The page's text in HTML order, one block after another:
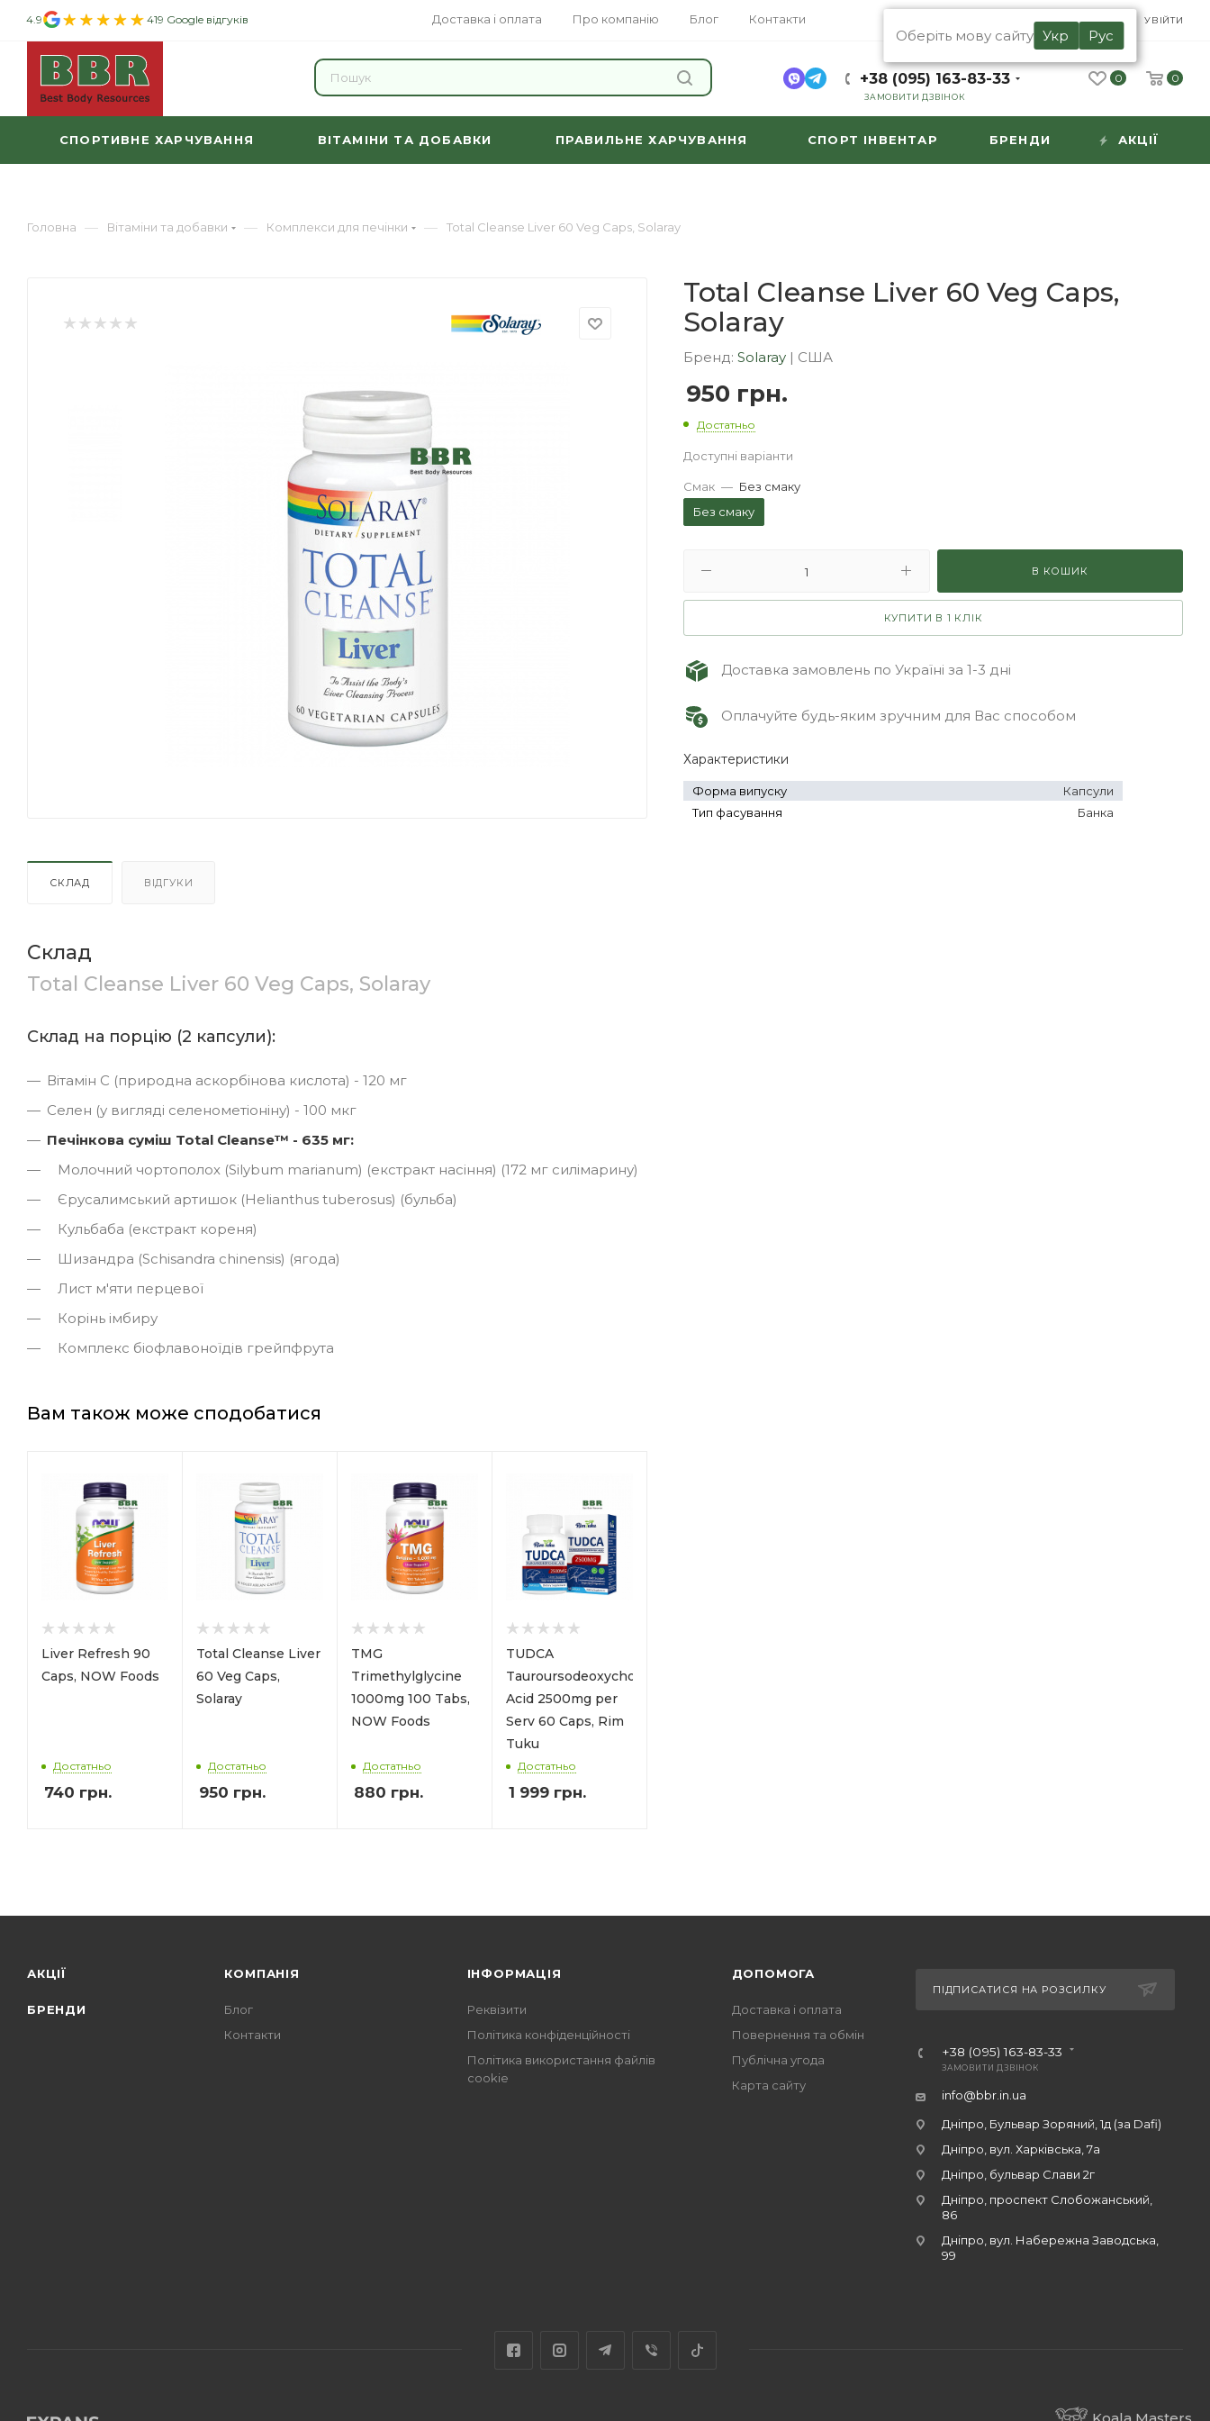
Доставка і оплата Про компанію Блог Контакти
4.9 419 Google відгуків RU
Оберіть мову сайту Укр Рус
УВІЙТИ
+38 (095) 163-83-33
ЗАМОВИТИ ДЗВІНОК
0 0
СПОРТИВНЕ ХАРЧУВАННЯ ВІТАМІНИ ТА ДОБАВКИ ПРАВИЛЬНЕ ХАРЧУВАННЯ СПОРТ ІНВЕНТАР БРЕНДИ АКЦІЇ
Головна — Вітаміни та добавки — Комплекси для печінки — Total Cleanse Liver 60 Veg Caps, Solaray
СКЛАД ВІДГУКИ
Склад
Total Cleanse Liver 60 Veg Caps, Solaray
Склад на порцію (2 капсули):
Вітамін С (природна аскорбінова кислота) - 120 мг
Селен (у вигляді селенометіоніну) - 100 мкг
Печінкова суміш Total Cleanse™ - 635 мг:
Молочний чортополох (Silybum marianum) (екстракт насіння) (172 мг силімарину)
Єрусалимський артишок (Helianthus tuberosus) (бульба)
Кульбаба (екстракт кореня)
Шизандра (Schisandra chinensis) (ягода)
Лист м'яти перцевої
Корінь імбиру
Комплекс біофлавоноїдів грейпфрута
Вам також може сподобатися
Liver Refresh 90
Caps, NOW Foods
Достатньо
740 грн.
Total Cleanse Liver
60 Veg Caps,
Solaray
Достатньо
950 грн.
TMG
Trimethylglycine
1000mg 100 Tabs,
NOW Foods
Достатньо
880 грн.
TUDCA
Tauroursodeoxycholic
Acid 2500mg per
Serv 60 Caps, Rim
Tuku
Достатньо
1 999 грн.
Total Cleanse Liver 60 Veg Caps,
Solaray
Бренд: Solaray | США
950 грн.
Достатньо
Доступні варіанти
Смак — Без смаку
Без смаку
В КОШИК
КУПИТИ В 1 КЛІК
Доставка замовлень по Україні за 1-3 дні
Оплачуйте будь-яким зручним для Вас способом
Характеристики
Форма випуску
Капсули
Тип фасування
Банка
АКЦІЇ
БРЕНДИ
КОМПАНІЯ
Блог
Контакти
ІНФОРМАЦІЯ
Реквізити
Політика конфіденційності
Політика використання файлів
cookie
ДОПОМОГА
Доставка і оплата
Повернення та обмін
Публічна угода
Карта сайту
ПІДПИСАТИСЯ НА РОЗСИЛКУ
+38 (095) 163-83-33
ЗАМОВИТИ ДЗВІНОК
info@bbr.in.ua
Дніпро, Бульвар Зоряний, 1д (за Dafi)
Дніпро, вул. Харківська, 7а
Дніпро, бульвар Слави 2г
Дніпро, проспект Слобожанський,
86
Дніпро, вул. Набережна Заводська,
99